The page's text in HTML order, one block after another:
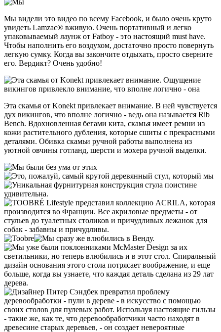
Мы видели это видео по всему Facebook, и было очень круто
увидеть Lamzac® вживую. Очень портативный и легко
упаковываемый лаунж от Fatboy - это настоящий must have.
Чтобы наполнить его воздухом, достаточно просто повернуть
легкую сумку. Когда вы закончите отдыхать, просто сверните
его. Вердикт? Очень удобно!
Эта скамья от Konekt привлекает внимание. В ней чувствуется
дух викингов, что вполне логично - ведь она называется Rib
Bench. Вдохновленная бегами кита, скамья имеет ремни из
кожи растительного дубления, которые сшиты с прекрасными
деталями. Обивка скамьи ручной работы выполнена из
уютной овчины готланд, шерсти и мохера ручной выделки.